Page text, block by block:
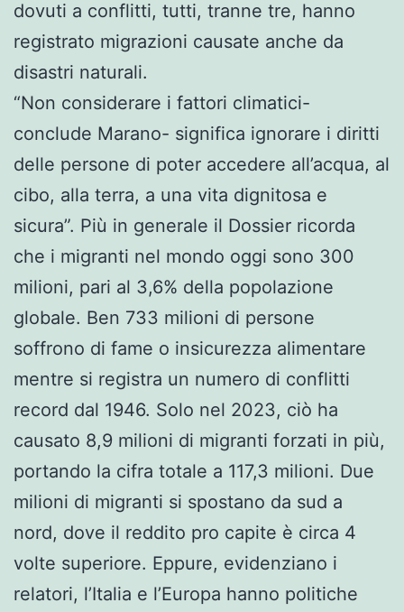
dovuti a conflitti, tutti, tranne tre, hanno
registrato migrazioni causate anche da
disastri naturali.
“Non considerare i fattori climatici-
conclude Marano- significa ignorare i diritti
delle persone di poter accedere all’acqua, al
cibo, alla terra, a una vita dignitosa e
sicura”. Più in generale il Dossier ricorda
che i migranti nel mondo oggi sono 300
milioni, pari al 3,6% della popolazione
globale. Ben 733 milioni di persone
soffrono di fame o insicurezza alimentare
mentre si registra un numero di conflitti
record dal 1946. Solo nel 2023, ciò ha
causato 8,9 milioni di migranti forzati in più,
portando la cifra totale a 117,3 milioni. Due
milioni di migranti si spostano da sud a
nord, dove il reddito pro capite è circa 4
volte superiore. Eppure, evidenziano i
relatori, l’Italia e l’Europa hanno politiche